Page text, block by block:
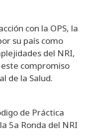
con la OPS, la
su país como
del NRI,
compromiso
de la Salud.
de Práctica
5a Ronda del NRI